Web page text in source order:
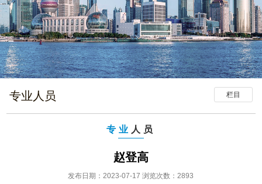
栏目
专业人员
专业 人员
赵登高
发布日期：2023-07-17 浏览次数：2893